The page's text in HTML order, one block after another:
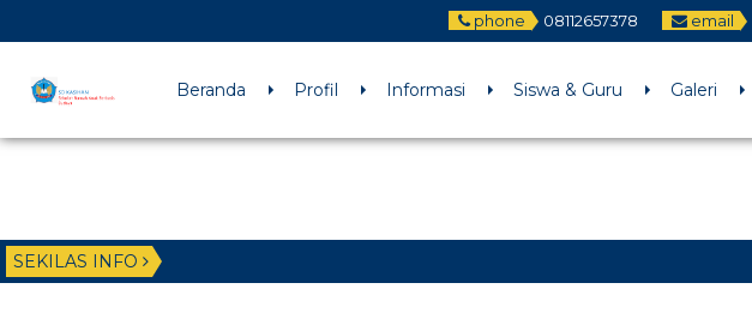
phone 08112657378 email
Beranda Profil Informasi Siswa & Guru Galeri
SEKILAS INFO